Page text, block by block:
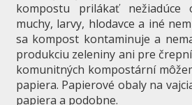
kompostu prilákať nežiadúce
muchy, larvy, hlodavce a iné
sa kompost kontaminuje a
produkciu zeleniny ani pre
komunitných kompostární
papiera. Papierové obaly na
papiera a podobne.